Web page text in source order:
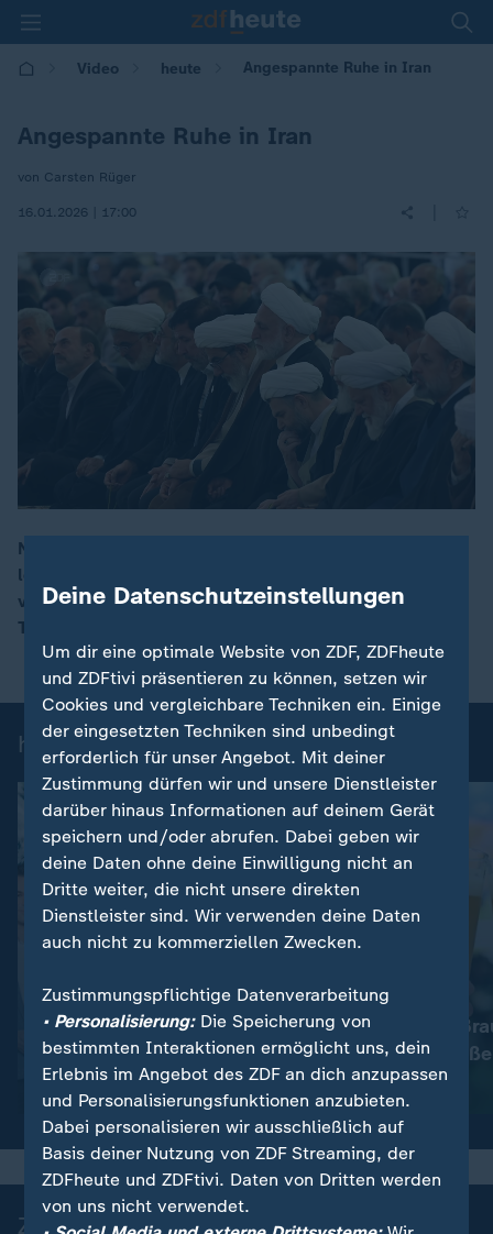
Video heute Angespannte Ruhe in Iran
Angespannte Ruhe in Iran
von Carsten Rüger
16.01.2026 | 17:00
00:18
Nachdem das iranische Regime die Proteste der
letzten Tage brutal niedergeschlagen hat, herrscht
vorerst Ruhe. Anhänger Khameneis forden die
Todesstrafe.
heute-Nachrichten: Einzelbeiträge
Wetter:
So wird das Wetter
Nachrichten | heute
Immer mehr
müssen
Video
Zuletzt auf ZDFheute veröffentlicht
Deine Datenschutzeinstellungen
Um dir eine optimale Website von ZDF, ZDFheute
und ZDFtivi präsentieren zu können, setzen wir
Cookies und vergleichbare Techniken ein. Einige
der eingesetzten Techniken sind unbedingt
erforderlich für unser Angebot. Mit deiner
Zustimmung dürfen wir und unsere Dienstleister
darüber hinaus Informationen auf deinem Gerät
speichern und/oder abrufen. Dabei geben wir
deine Daten ohne deine Einwilligung nicht an
Dritte weiter, die nicht unsere direkten
Dienstleister sind. Wir verwenden deine Daten
auch nicht zu kommerziellen Zwecken.
Zustimmungspflichtige Datenverarbeitung
• Personalisierung:Die Speicherung von
bestimmten Interaktionen ermöglicht uns, dein
Erlebnis im Angebot des ZDF an dich anzupassen
und Personalisierungsfunktionen anzubieten.
Dabei personalisieren wir ausschließlich auf
Basis deiner Nutzung von ZDF Streaming, der
ZDFheute und ZDFtivi. Daten von Dritten werden
von uns nicht verwendet.